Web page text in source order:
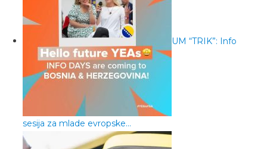
UM “TRIK”: Info
sesija za mlade evropske…